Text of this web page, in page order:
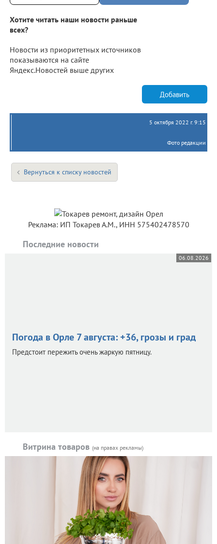
Хотите читать наши новости раньше
всех?
Новости из приоритетных источников
показываются на сайте
Яндекс.Новостей выше других
Добавить
5 октября 2022 г. 9:15
Фото редакции
Вернуться к списку новостей
Реклама: ИП Токарев А.М., ИНН 575402478570
Последние новости
06.08.2026
Погода в Орле 7 августа: +36, грозы и град
Предстоит пережить очень жаркую пятницу.
Витрина товаров (на правах рекламы)